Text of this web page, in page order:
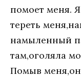
помоет меня.
тереть
намыленный
там,оголяла
Помыв